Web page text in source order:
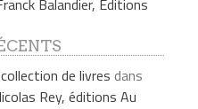
Balandier, Éditions
de livres dans
Rey, éditions Au